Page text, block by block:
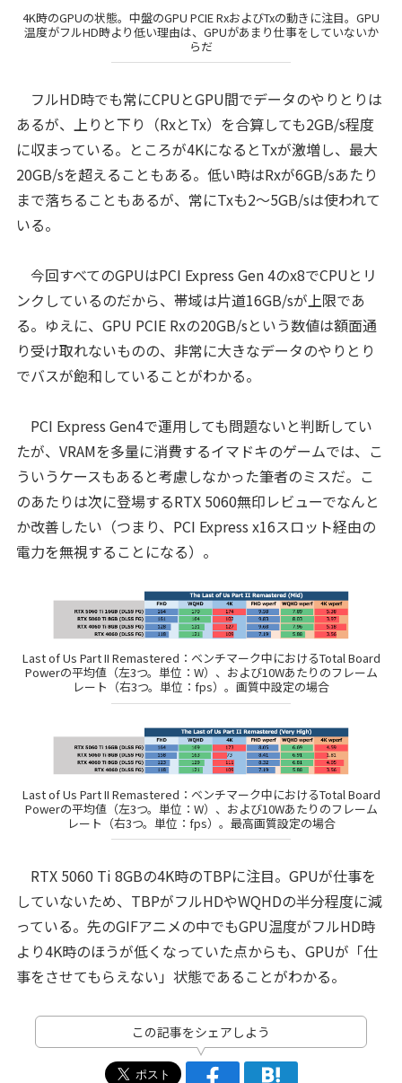
4K時のGPUの状態。中盤のGPU PCIE RxおよびTxの動きに注目。GPU
温度がフルHD時より低い理由は、GPUがあまり仕事をしていないか
らだ
フルHD時でも常にCPUとGPU間でデータのやりとりは
あるが、上りと下り（RxとTx）を合算しても2GB/s程度
に収まっている。ところが4KになるとTxが激増し、最大
20GB/sを超えることもある。低い時はRxが6GB/sあたり
まで落ちることもあるが、常にTxも2～5GB/sは使われて
いる。
今回すべてのGPUはPCI Express Gen 4のx8でCPUとリ
ンクしているのだから、帯域は片道16GB/sが上限であ
る。ゆえに、GPU PCIE Rxの20GB/sという数値は額面通
り受け取れないものの、非常に大きなデータのやりとり
でバスが飽和していることがわかる。
PCI Express Gen4で運用しても問題ないと判断してい
たが、VRAMを多量に消費するイマドキのゲームでは、こ
ういうケースもあると考慮しなかった筆者のミスだ。こ
のあたりは次に登場するRTX 5060無印レビューでなんと
か改善したい（つまり、PCI Express x16スロット経由の
電力を無視することになる）。
Last of Us Part II Remastered：ベンチマーク中におけるTotal Board
Powerの平均値（左3つ。単位：W）、および10Wあたりのフレーム
レート（右3つ。単位：fps）。画質中設定の場合
Last of Us Part II Remastered：ベンチマーク中におけるTotal Board
Powerの平均値（左3つ。単位：W）、および10Wあたりのフレーム
レート（右3つ。単位：fps）。最高画質設定の場合
RTX 5060 Ti 8GBの4K時のTBPに注目。GPUが仕事を
していないため、TBPがフルHDやWQHDの半分程度に減
っている。先のGIFアニメの中でもGPU温度がフルHD時
より4K時のほうが低くなっていた点からも、GPUが「仕
事をさせてもらえない」状態であることがわかる。
この記事をシェアしよう